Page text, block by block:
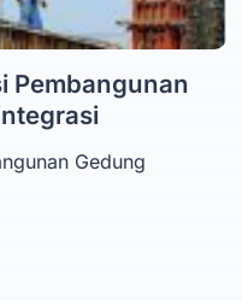
Pembangunan
Gedung